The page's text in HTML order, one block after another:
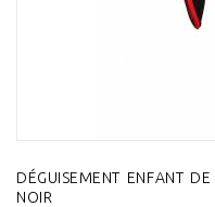
DÉGUISEMENT ENFANT
NOIR